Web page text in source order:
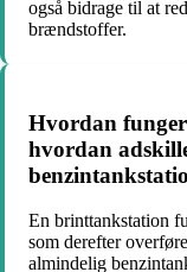
også bidrage til at
brændstoffer.
Hvordan
hvordan
En brinttankstation
som derefter
almindelig